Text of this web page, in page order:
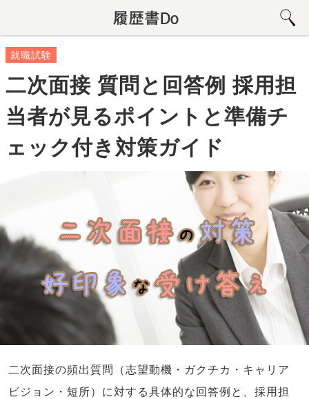
就職試験
二次面接 質問と回答例 採用担
当者が見るポイントと準備チ
ェック付き対策ガイド
二次面接の頻出質問（志望動機・ガクチカ・キャリア
ビジョン・短所）に対する具体的な回答例と、採用担